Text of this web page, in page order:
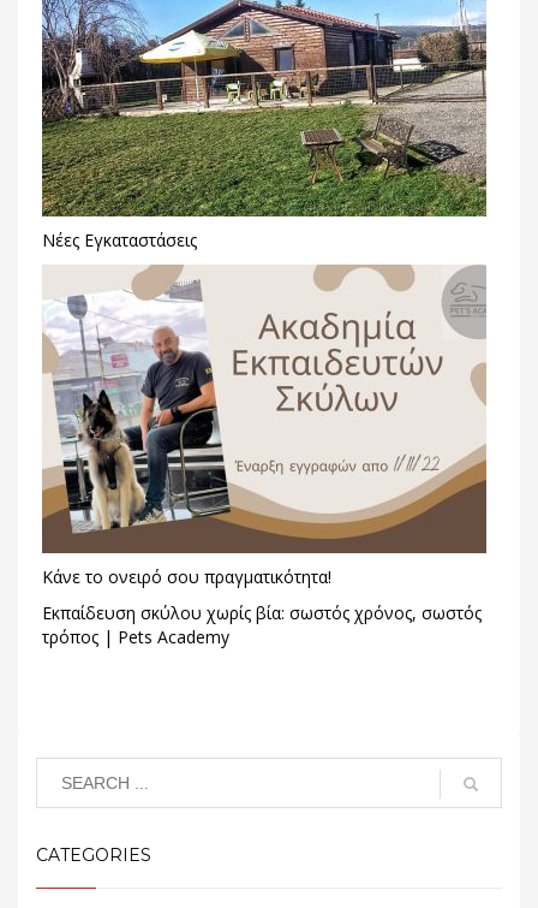
Νέες Εγκαταστάσεις
Κάνε το ονειρό σου πραγματικότητα!
Εκπαίδευση σκύλου χωρίς βία: σωστός χρόνος, σωστός
τρόπος | Pets Academy
CATEGORIES